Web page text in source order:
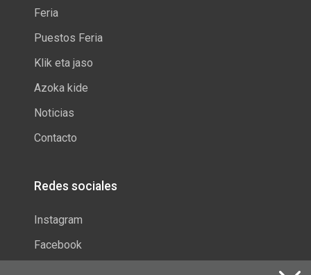
Feria
Puestos Feria
Klik eta jaso
Azoka kide
Noticias
Contacto
Redes sociales
Instagram
Facebook